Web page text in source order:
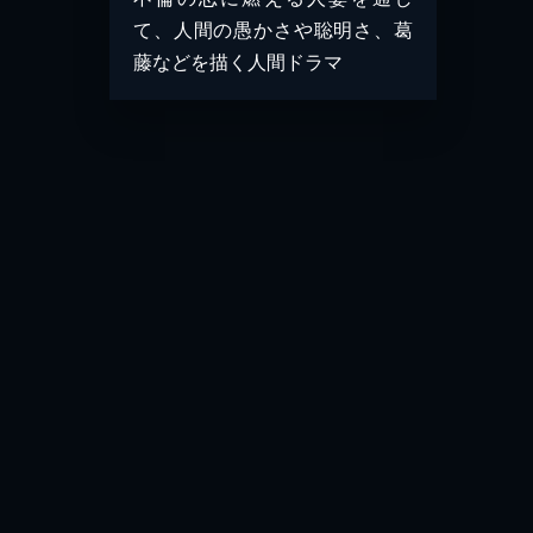
て、人間の愚かさや聡明さ、葛
藤などを描く人間ドラマ